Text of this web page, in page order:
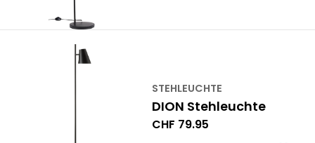
STEHLEUCHTE
DION Stehleuchte
Regulärer
CHF 79.95